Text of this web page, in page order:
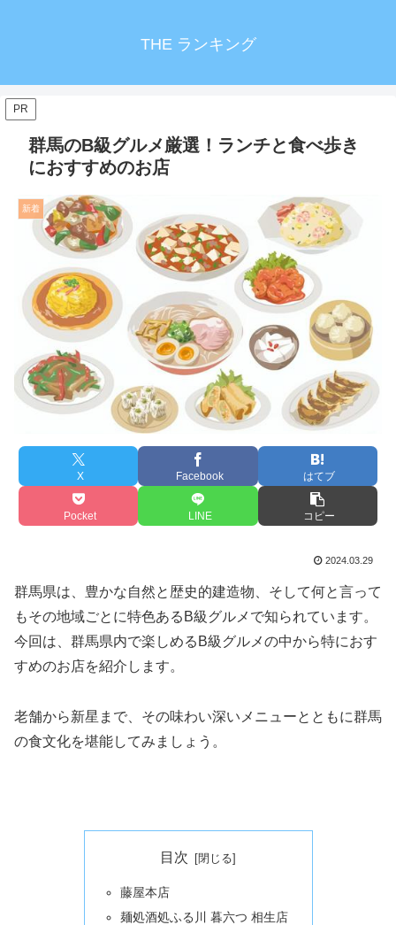
THE ランキング
PR
群馬のB級グルメ厳選！ランチと食べ歩き
におすすめのお店
新着
X Facebook はてブ
Pocket LINE コピー
2024.03.29
群馬県は、豊かな自然と歴史的建造物、そして何と言って
もその地域ごとに特色あるB級グルメで知られています。
今回は、群馬県内で楽しめるB級グルメの中から特におす
すめのお店を紹介します。
老舗から新星まで、その味わい深いメニューとともに群馬
の食文化を堪能してみましょう。
目次
藤屋本店
麺処酒処ふる川 暮六つ 相生店